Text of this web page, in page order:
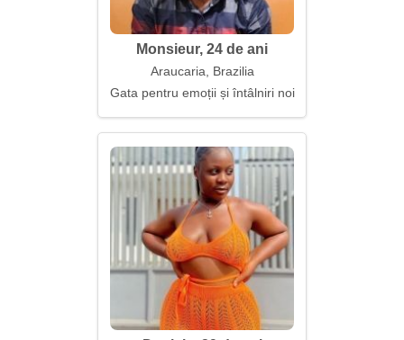
Monsieur, 24 de ani
Araucaria, Brazilia
Gata pentru emoții și întâlniri noi